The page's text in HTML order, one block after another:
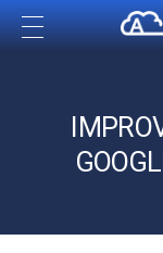
Cloud
Nhà cung cấp giải pháp trên GCP cho doanh nghiệp